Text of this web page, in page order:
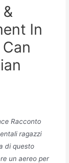
In
Racconto
ragazzi
di questo
un aereo per